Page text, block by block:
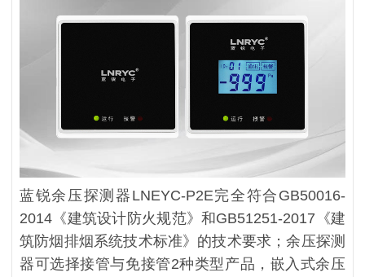
蓝锐余压探测器LNEYC-P2E完全符合GB50016-
2014《建筑设计防火规范》和GB51251-2017《建
筑防烟排烟系统技术标准》的技术要求；余压探测
器可选择接管与免接管2种类型产品，嵌入式余压